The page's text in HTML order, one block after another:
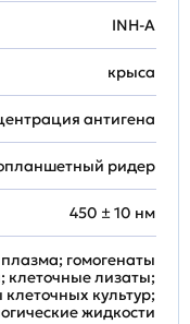
INH-A
крыса
антигена
ридер
450 ± 10 нм
гомогенаты
клеточные лизаты;
культур;
жидкости